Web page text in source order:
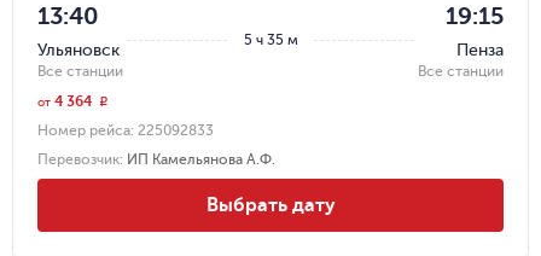
5 ч 35 м
13:40
Ульяновск
Все станции
19:15
Пенза
Все станции
Номер рейса: 225092833
Перевозчик: ИП Камельянова А.Ф.
от 4 364 r
Выбрать дату